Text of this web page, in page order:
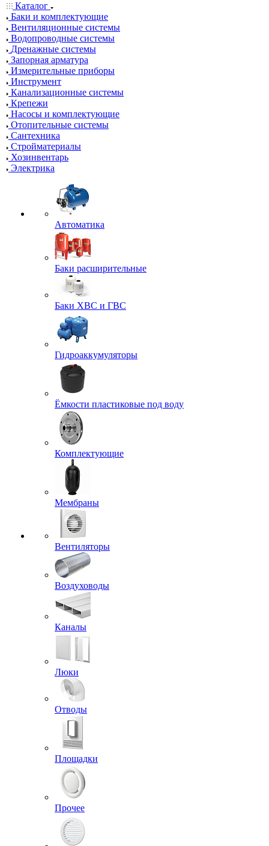
Каталог
Баки и комплектующие
Вентиляционные системы
Водопроводные системы
Дренажные системы
Запорная арматура
Измерительные приборы
Инструмент
Канализационные системы
Крепежи
Насосы и комплектующие
Отопительные системы
Сантехника
Стройматериалы
Хозинвентарь
Электрика
Автоматика
Баки расширительные
Баки ХВС и ГВС
Гидроаккумуляторы
Ёмкости пластиковые под воду
Комплектующие
Мембраны
Вентиляторы
Воздуховоды
Каналы
Люки
Отводы
Площадки
Прочее